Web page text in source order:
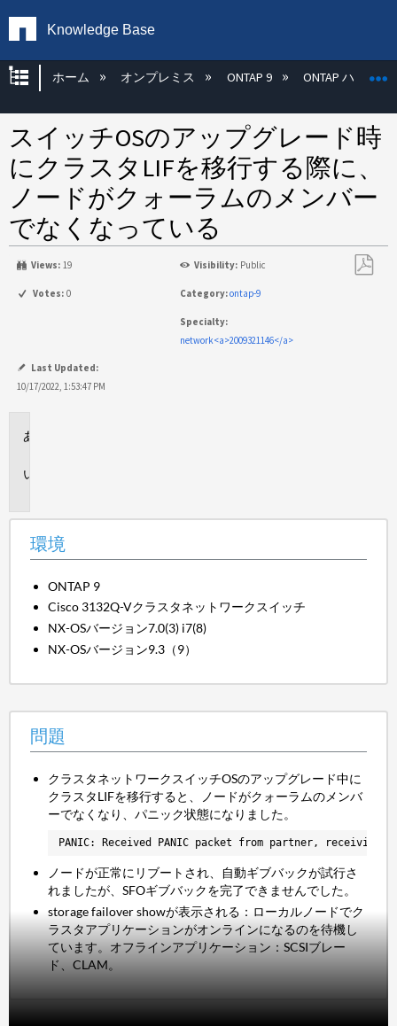
Knowledge Base
グローバル階層を展開/折りたたむ
ホーム オンプレミス ONTAP 9 ONTAP ハード
スイッチOSのアップグレード時
にクラスタLIFを移行する際に、
ノードがクォーラムのメンバー
でなくなっている
Views: 19 Visibility: Public
Votes: 0 Category:ontap-9
Specialty:
network<a>2009321146</a>
Last Updated:
10/17/2022, 1:53:47 PM
環境
ONTAP 9
Cisco 3132Q-Vクラスタネットワークスイッチ
NX-OSバージョン7.0(3) i7(8)
NX-OSバージョン9.3（9）
問題
クラスタネットワークスイッチOSのアップグレード中に
クラスタLIFを移行すると、ノードがクォーラムのメンバ
ーでなくなり、パニック状態になりました。
PANIC: Received PANIC packet from partner,
ノードが正常にリブートされ、自動ギブバックが試行さ
れましたが、SFOギブバックを完了できませんでした。
storage failover showが表示される：ローカルノードでク
ラスタアプリケーションがオンラインになるのを待機し
ています。オフラインアプリケーション：SCSIブレー
ド、CLAM。